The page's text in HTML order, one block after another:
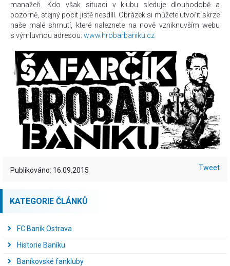
manažeři. Kdo však situaci v klubu sleduje dlouhodobě a
pozorně, stejný pocit jistě nesdílí. Obrázek si můžete utvořit skrze
naše malé shrnutí, které naleznete na nově vzniknuvším webu
s výmluvnou adresou: www.hrobarbaniku.cz
Publikováno: 16.09.2015 Tweet
KATEGORIE ČLÁNKŮ
FC Baník Ostrava
Historie Baníku
Baníkovské fankluby